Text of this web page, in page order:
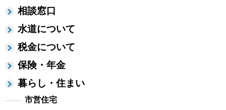
相談窓口
水道について
税金について
保険・年金
暮らし・住まい
市営住宅